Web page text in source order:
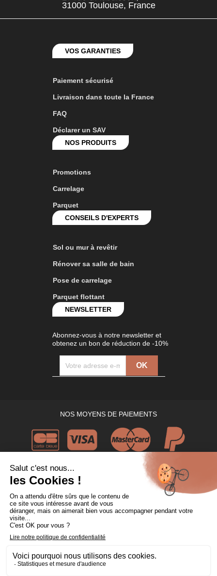
31000 Toulouse, France
VOS GARANTIES
Paiement sécurisé
Livraison dans toute la France
FAQ
Déclarer un SAV
NOS PRODUITS
Promotions
Carrelage
Parquet
CONSEILS D'EXPERTS
Sol ou mur à revêtir
Rénover sa salle de bain
Pose de carrelage
Parquet flottant
NEWSLETTER
Abonnez-vous à notre newsletter et
obtenez un bon de réduction de -10%
NOS MOYENS DE PAIEMENTS
NOS TRANSPORTEURS DE CONFIANCE
NOS RESEAUX SOCIAUX